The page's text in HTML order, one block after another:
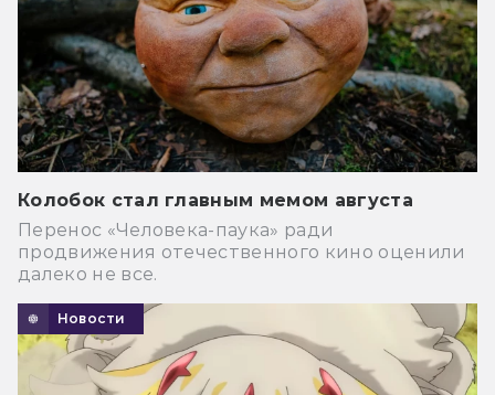
Колобок стал главным мемом августа
Перенос «Человека-паука» ради
продвижения отечественного кино оценили
далеко не все.
Новости